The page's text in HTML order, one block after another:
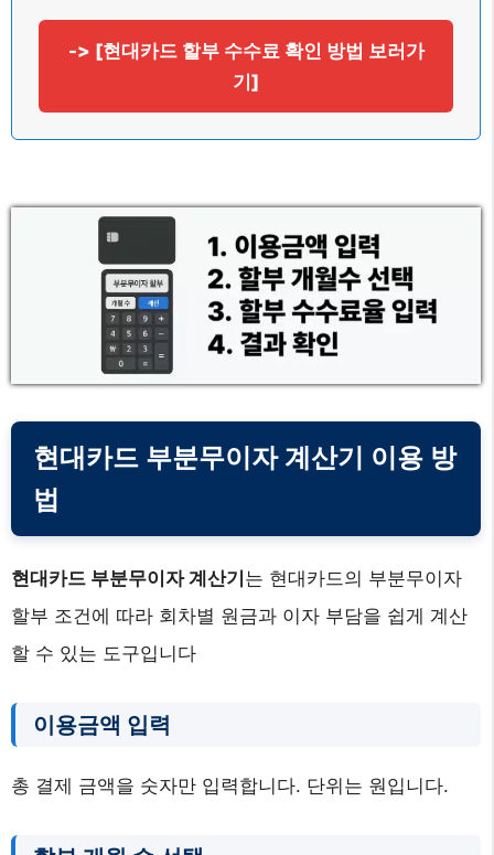
-> [현대카드 할부 수수료 확인 방법 보러가
기]
현대카드 부분무이자 계산기 이용 방
법
현대카드 부분무이자 계산기 는 현대카드의 부분무이자
할부 조건에 따라 회차별 원금과 이자 부담을 쉽게 계산
할 수 있는 도구입니다
이용금액 입력
총 결제 금액을 숫자만 입력합니다. 단위는 원입니다.